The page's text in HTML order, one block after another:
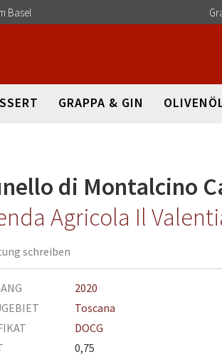
Basel
GRAPPA & GIN
di Montalcino
Agricola Il
schreiben
2020
Toscana
DOCG
0,75